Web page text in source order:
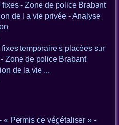
- Zone de police Brabant
de l a vie privée - Analyse
temporaire s placées sur
Zone de police Brabant
de la vie ...
« Permis de végétaliser » -